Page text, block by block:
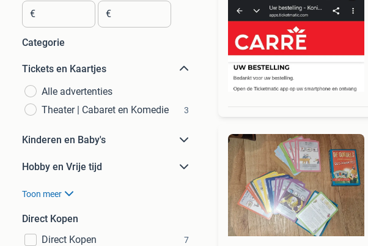
€ €
Categorie
Tickets en Kaartjes
Alle advertenties
Theater | Cabaret en Komedie
3
Kinderen en Baby's
Hobby en Vrije tijd
Toon meer
Direct Kopen
Direct Kopen
7